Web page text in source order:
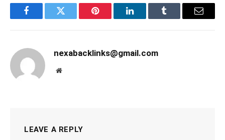
FacebookTwitter Pinterest LinkedInTumblr Email
nexabacklinks@gmail.com
Website
LEAVE A REPLY